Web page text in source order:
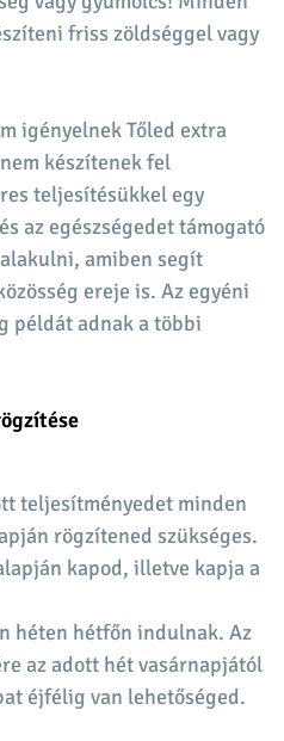
friss zöldséggel vagy
igényelnek Tőled extra
készítenek fel
teljesítésükkel egy
az egészségedet támogató
amiben segít
ereje is. Az egyéni
példát adnak a többi
teljesítményedet minden
rögzítened szükséges.
kapod, illetve kapja a
héten hétfőn indulnak. Az
az adott hét vasárnapjától
éjfélig van lehetőséged.